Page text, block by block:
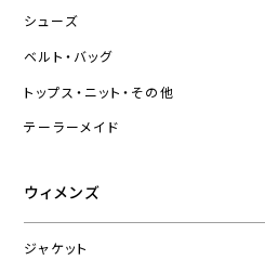
シューズ
ベルト・バッグ
トップス・ニット・その他
テーラーメイド
ウィメンズ
ジャケット